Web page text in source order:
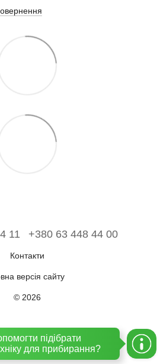
11 +380 63 448 44 00
Контакти
версія сайту
© 2026
Хорошоп
підібрати
для прибирання?